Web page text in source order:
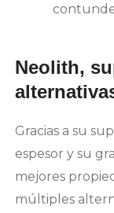
Neolith,
Gracias a su
espesor y su
mejores
múltiples